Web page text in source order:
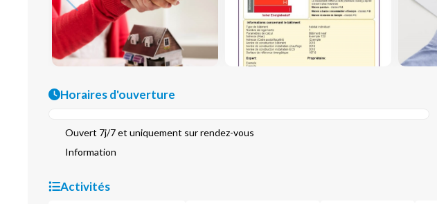
Horaires d'ouverture
Ouvert 7j/7 et uniquement sur rendez-vous
Information
Activités